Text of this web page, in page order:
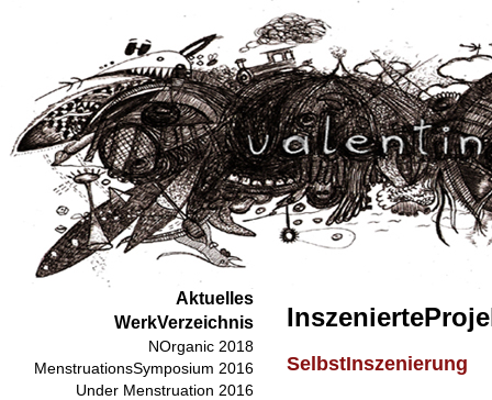
Aktuelles
WerkVerzeichnis
NOrganic 2018
MenstruationsSymposium 2016
Under Menstruation 2016
SelbstInszenierung